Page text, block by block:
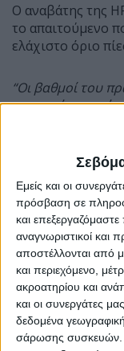
Εμείς και οι
πρόσβαση σε
και
αναγνωριστικοί και
αποστέλλονται από
και περιεχόμενο,
ακροατηρίου και
και οι συνεργάτες
δεδομένα
σάρωσης συσκευών.
Ο αναβάτης της
το απαιτούμενο
ελάχιστο όριο
“Οι βαθμοί του
αστειευόμενος
“Αλλά εγώ δεν
έναν εξαιρετικό